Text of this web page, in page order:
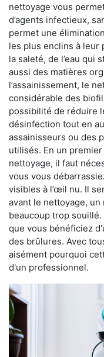
nettoyage vous
d’agents infectieux,
permet une
les plus enclins à leur
la saleté, de l’eau qui
aussi des matières
l’assainissement, le
considérable des
possibilité de réduire
désinfection tout en
assainisseurs ou des
utilisés. En un
nettoyage, il faut
vous vous
visibles à l’œil nu. Il
avant le nettoyage, un
beaucoup trop
que vous bénéficiez
des brûlures. Avec
aisément pourquoi
d'un professionnel.